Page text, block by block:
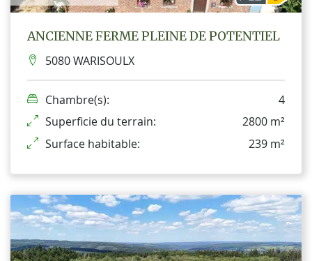
ANCIENNE FERME PLEINE DE POTENTIEL
5080 WARISOULX
Chambre(s):
4
Superficie du terrain:
2800 m²
Surface habitable:
239 m²